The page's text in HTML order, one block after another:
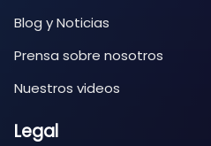
Blog y Noticias
Prensa sobre nosotros
Nuestros videos
Legal